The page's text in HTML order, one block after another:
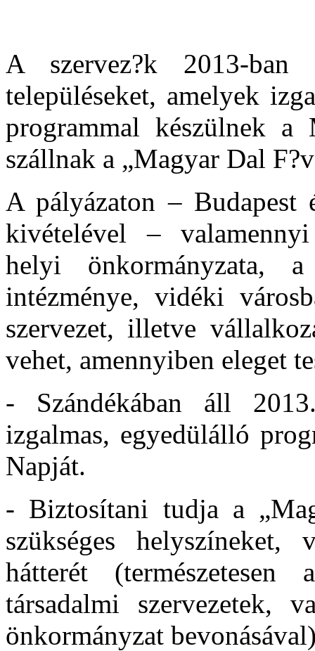
A szervez?k 2013-
településeket, amelyek
programmal készülnek
szállnak a „Magyar Dal
A pályázaton – Budapest
kivételével –
helyi önkormányzata,
intézménye, vidéki
szervezet, illetve
vehet, amennyiben eleget
- Szándékában áll
izgalmas, egyedülálló
Napját.
- Biztosítani tudja a
szükséges helyszíneket,
hátterét
társadalmi szervezetek,
önkormányzat